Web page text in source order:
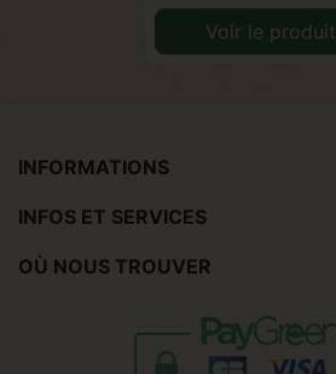
Voir le produit
INFORMATIONS
INFOS ET SERVICES
OÙ NOUS TROUVER